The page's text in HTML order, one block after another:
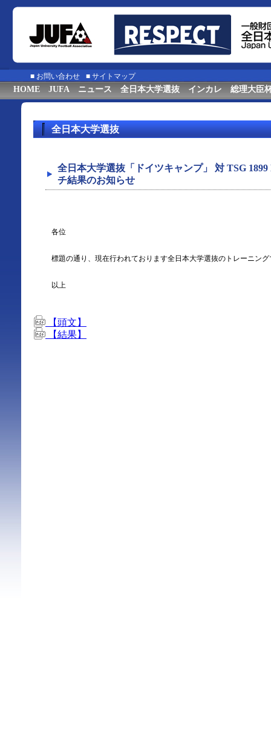
■ お問い合わせ ■ サイトマップ
HOME JUFA ニュース 全日本大学選抜 インカレ 総理大臣
全日本大学選抜
全日本大学選抜「ドイツキャンプ」 対 TSG
チ結果のお知らせ
各位
標題の通り、現在行われております全日本大学選抜のトレーニン
以上
【頭文】
【結果】